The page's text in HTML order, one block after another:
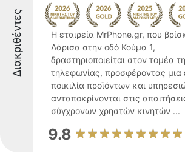
Διακριθέντες
Η εταιρεία MrPhone.gr, που
Λάρισα στην οδό Κούμα 1,
δραστηριοποιείται στον τομέα
τηλεφωνίας, προσφέροντας μια
ποικιλία προϊόντων και
ανταποκρίνονται στις
σύγχρονων χρηστών κινητών ...
9.8